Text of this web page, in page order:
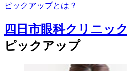
ピックアップとは？
四日市眼科クリニック
ピックアップ